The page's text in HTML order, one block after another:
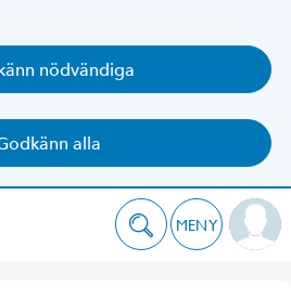
nödvändiga
alla
MENY